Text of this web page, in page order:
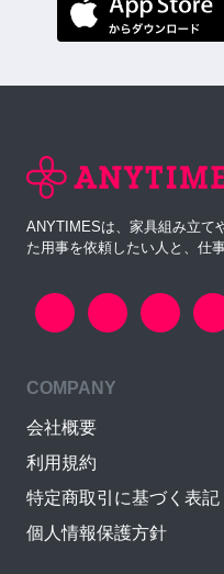
ANYTIMESは、家具組み立て
た用事を依頼したい人と、仕
COMPANY
会社概要
利用規約
特定商取引に基づく表記
個人情報保護方針